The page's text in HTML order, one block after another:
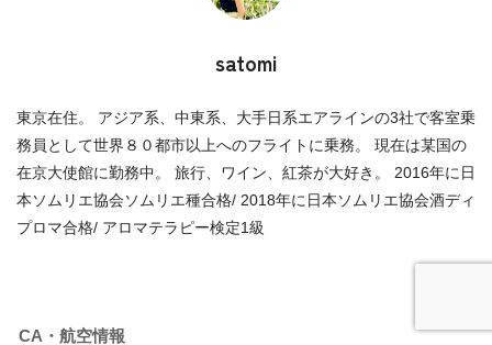
satomi
東京在住。 アジア系、中東系、大手日系エアラインの3社で客室乗
務員として世界８０都市以上へのフライトに乗務。 現在は某国の
在京大使館に勤務中。 旅行、ワイン、紅茶が大好き。 2016年に日
本ソムリエ協会ソムリエ種合格/ 2018年に日本ソムリエ協会酒ディ
プロマ合格/ アロマテラピー検定1級
CA・航空情報